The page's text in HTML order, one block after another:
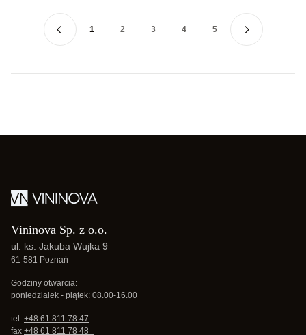
1 2 3 4 5
Vininova Sp. z o.o.
ul. ks. Jakuba Wujka 9
61-581 Poznań
Godziny otwarcia:
poniedziałek - piątek: 08.00-16.00
tel. +48 61 811 78 47
fax +48 61 811 78 48